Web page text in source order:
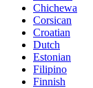
Chichewa
Corsican
Croatian
Dutch
Estonian
Filipino
Finnish